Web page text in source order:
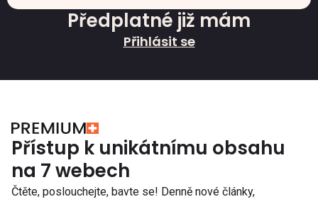
Předplatné již mám
Přihlásit se
Přístup k unikátnímu obsahu
na 7 webech
Čtěte, poslouchejte, bavte se! Denně nové články,